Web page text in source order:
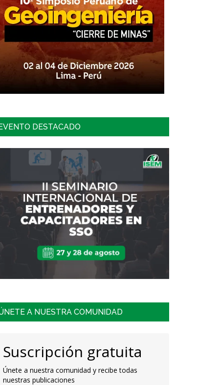
DESTACADO
A NUESTRA COMUNIDAD
Suscripción gratuita
Únete a nuestra comunidad y recibe todas
nuestras publicaciones